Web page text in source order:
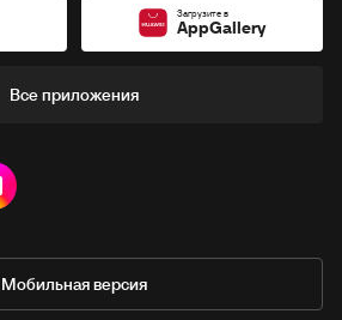
Загрузите в
AppGallery
Все приложения
Мобильная версия